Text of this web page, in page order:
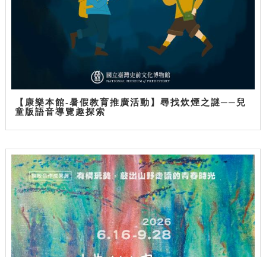
【康樂本館-暑假教育推廣活動】尋找炊煙之謎──兒
童版語音導覽趣探索